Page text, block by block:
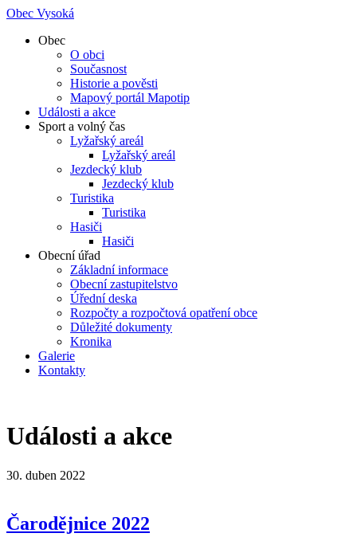
Obec Vysoká
Obec
O obci
Současnost
Historie a pověsti
Mapový portál Mapotip
Události a akce
Sport a volný čas
Lyžařský areál
Lyžařský areál
Jezdecký klub
Jezdecký klub
Turistika
Turistika
Hasiči
Hasiči
Obecní úřad
Základní informace
Obecní zastupitelstvo
Úřední deska
Rozpočty a rozpočtová opatření obce
Důležité dokumenty
Kronika
Galerie
Kontakty
Události a akce
30. duben 2022
Čarodějnice 2022